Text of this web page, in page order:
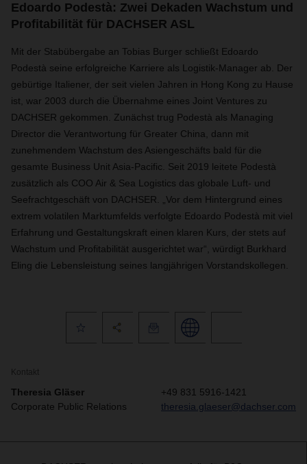
Edoardo Podestà: Zwei Dekaden Wachstum und
Profitabilität für DACHSER ASL
Mit der Stabübergabe an Tobias Burger schließt Edoardo
Podestà seine erfolgreiche Karriere als Logistik-Manager ab. Der
gebürtige Italiener, der seit vielen Jahren in Hong Kong zu Hause
ist, war 2003 durch die Übernahme eines Joint Ventures zu
DACHSER gekommen. Zunächst trug Podestà als Managing
Director die Verantwortung für Greater China, dann mit
zunehmendem Wachstum des Asiengeschäfts bald für die
gesamte Business Unit Asia-Pacific. Seit 2019 leitete Podestà
zusätzlich als COO Air & Sea Logistics das globale Luft- und
Seefrachtgeschäft von DACHSER. „Vor dem Hintergrund eines
extrem volatilen Marktumfelds verfolgte Edoardo Podestà mit viel
Erfahrung und Gestaltungskraft einen klaren Kurs, der stets auf
Wachstum und Profitabilität ausgerichtet war“, würdigt Burkhard
Eling die Lebensleistung seines langjährigen Vorstandskollegen.
Kontakt
Theresia Gläser
Corporate Public Relations
+49 831 5916-1421
theresia.glaeser@dachser.com